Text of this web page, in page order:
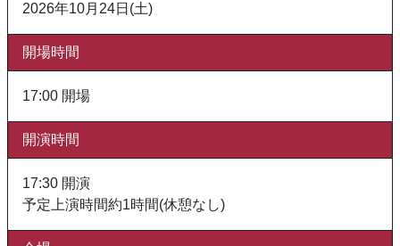
2026年10月24日(土)
開場時間
17:00 開場
開演時間
17:30 開演
予定上演時間約1時間(休憩なし)